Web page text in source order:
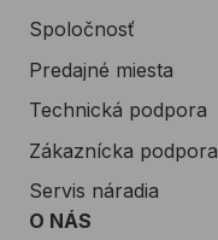
Spoločnosť
Predajné miesta
Technická podpora
Zákaznícka podpora
Servis náradia
O NÁS